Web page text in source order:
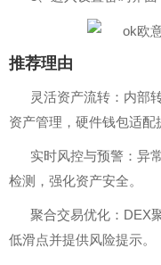
推荐理由
灵活资产流转：内部
资产管理，硬件钱包适配
实时风控与预警：异
检测，强化资产安全。
聚合交易优化：DEX
低滑点并提供风险提示。